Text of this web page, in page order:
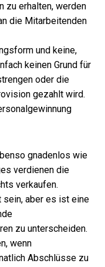
zu erhalten, werden
die Mitarbeitenden
und keine,
keinen Grund für
oder die
gezahlt wird.
gnadenlos wie
verdienen die
verkaufen.
sein, aber es ist eine
zu unterscheiden.
wenn
Abschlüsse zu